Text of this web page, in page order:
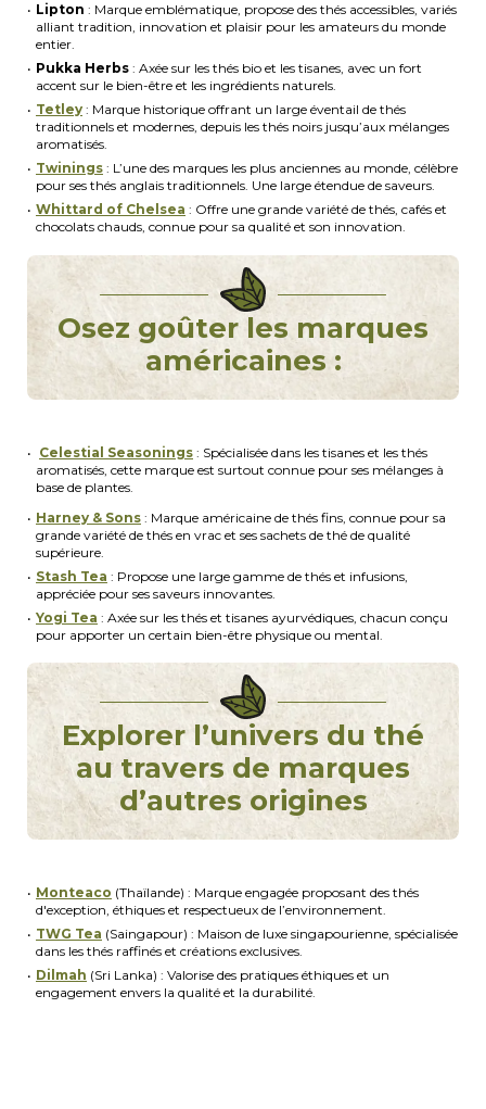
Lipton : Marque emblématique, propose des thés accessibles, variés
alliant tradition, innovation et plaisir pour les amateurs du monde
entier.
Pukka Herbs : Axée sur les thés bio et les tisanes, avec un fort
accent sur le bien-être et les ingrédients naturels.
Tetley : Marque historique offrant un large éventail de thés
traditionnels et modernes, depuis les thés noirs jusqu’aux mélanges
aromatisés.
Twinings : L’une des marques les plus anciennes au monde, célèbre
pour ses thés anglais traditionnels. Une large étendue de saveurs.
Whittard of Chelsea : Offre une grande variété de thés, cafés et
chocolats chauds, connue pour sa qualité et son innovation.
Osez goûter les marques
américaines :
Celestial Seasonings : Spécialisée dans les tisanes et les thés
aromatisés, cette marque est surtout connue pour ses mélanges à
base de plantes.
Harney & Sons : Marque américaine de thés fins, connue pour sa
grande variété de thés en vrac et ses sachets de thé de qualité
supérieure.
Stash Tea : Propose une large gamme de thés et infusions,
appréciée pour ses saveurs innovantes.
Yogi Tea : Axée sur les thés et tisanes ayurvédiques, chacun conçu
pour apporter un certain bien-être physique ou mental.
Explorer l’univers du thé
au travers de marques
d’autres origines
Monteaco (Thaïlande) : Marque engagée proposant des thés
d'exception, éthiques et respectueux de l’environnement.
TWG Tea (Saingapour) : Maison de luxe singapourienne, spécialisée
dans les thés raffinés et créations exclusives.
Dilmah (Sri Lanka) : Valorise des pratiques éthiques et un
engagement envers la qualité et la durabilité.